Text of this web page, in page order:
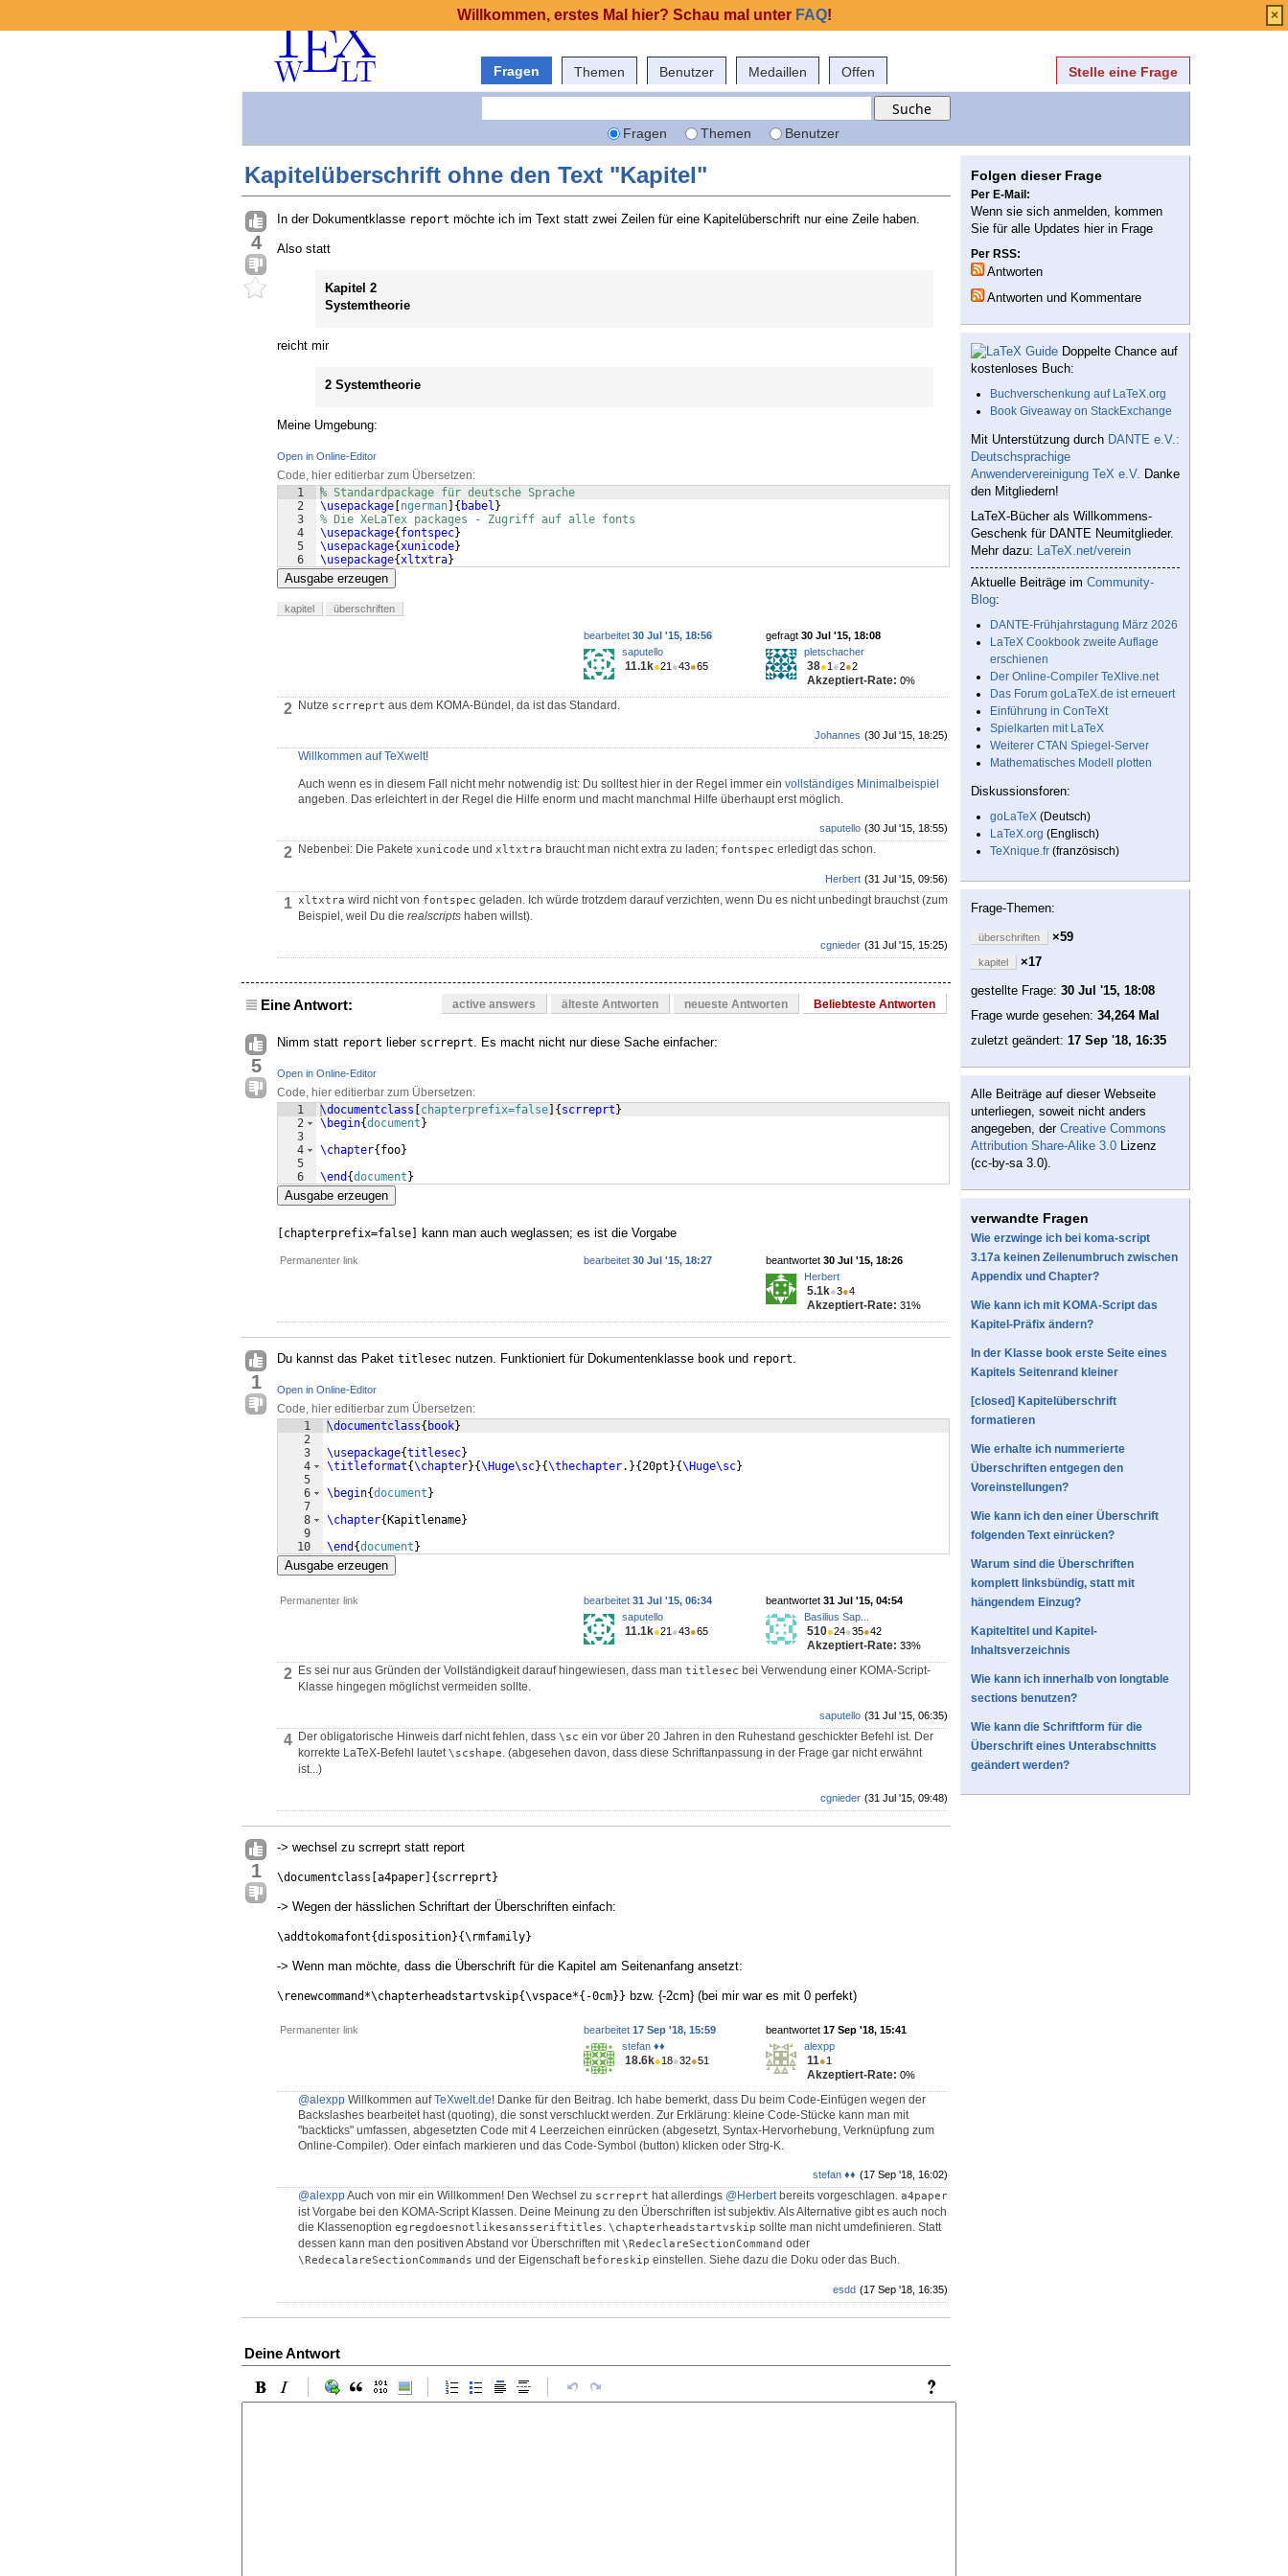
Fragen Themen Benutzer Medaillen Offen Stelle eine Frage
Fragen Themen Benutzer
Kapitelüberschrift ohne den Text "Kapitel"
4
In der Dokumentklasse report möchte ich im Text statt zwei Zeilen für eine Kapitelüberschrift nur eine Zeile haben.
Also statt
Kapitel 2
Systemtheorie
reicht mir
2 Systemtheorie
Meine Umgebung:
Open in Online-Editor
Code, hier editierbar zum Übersetzen:
1
2
3
4
5
6
% Standardpackage für deutsche Sprache
\usepackage ngerman { babel }
% Die XeLaTex packages - Zugriff auf alle fonts
\usepackage{ fontspec}
\usepackage{xunicode}
\usepackage{xltxtra}
Ausgabe erzeugen
kapitel überschriften
gefragt 30 Jul '15, 18:08
pletschacher
38●1 ●2●2
Akzeptiert-Rate: 0%
bearbeitet 30 Jul '15, 18:56
saputello
11.1k●21 ●43●65
2 Nutze scrreprt aus dem KOMA-Bündel, da ist das Standard.
(30 Jul '15, 18:25)
Johannes
Willkommen auf TeXwelt!
Auch wenn es in diesem Fall nicht mehr notwendig ist: Du solltest hier in der Regel immer ein vollständiges Minimalbeispiel
angeben. Das erleichtert in der Regel die Hilfe enorm und macht manchmal Hilfe überhaupt erst möglich.
(30 Jul '15, 18:55)
saputello
2 Nebenbei: Die Pakete xunicode und xltxtra braucht man nicht extra zu laden; fontspec erledigt das schon.
(31 Jul '15, 09:56)
Herbert
1 xltxtra wird nicht von fontspec geladen. Ich würde trotzdem darauf verzichten, wenn Du es nicht unbedingt brauchst (zum
Beispiel, weil Du die realscripts haben willst).
(31 Jul '15, 15:25)
cgnieder
Eine Antwort: active answers älteste Antworten neueste Antworten Beliebteste Antworten
5
Nimm statt report lieber scrreprt. Es macht nicht nur diese Sache einfacher:
Open in Online-Editor
Code, hier editierbar zum Übersetzen:
1
2
3
4
5
6
\documentclass chapterprefix=false { scrreprt }
\begin{document }
\chapter{ foo}
\end {document }
Ausgabe erzeugen
[chapterprefix=false] kann man auch weglassen; es ist die Vorgabe
Permanenter link beantwortet 30 Jul '15, 18:26
Herbert
5.1k●3●4
Akzeptiert-Rate: 31%
bearbeitet 30 Jul '15, 18:27
1
Du kannst das Paket titlesec nutzen. Funktioniert für Dokumentenklasse book und report.
Open in Online-Editor
Code, hier editierbar zum Übersetzen:
1
2
3
4
5
6
7
8
9
10
\documentclass{ book}
\usepackage{titlesec}
\titleformat{\chapter}{\Huge\sc}{\thechapter. }{20pt }{\Huge\sc}
\begin{document }
\chapter{ Kapitlename}
\end {document }
Ausgabe erzeugen
Permanenter link beantwortet 31 Jul '15, 04:54
Basilius Sap...
510●24●35●42
Akzeptiert-Rate: 33%
bearbeitet 31 Jul '15, 06:34
saputello
11.1k●21 ●43●65
2 Es sei nur aus Gründen der Vollständigkeit darauf hingewiesen, dass man titlesec bei Verwendung einer KOMA-Script-
Klasse hingegen möglichst vermeiden sollte.
(31 Jul '15, 06:35)
saputello
4 Der obligatorische Hinweis darf nicht fehlen, dass \sc ein vor über 20 Jahren in den Ruhestand geschickter Befehl ist. Der
korrekte LaTeX-Befehl lautet\scshape. (abgesehen davon, dass diese Schriftanpassung in der Frage gar nicht erwähnt
ist...)
(31 Jul '15, 09:48)
cgnieder
1
-> wechsel zu scrreprt statt report
\documentclass[a4paper]{scrreprt}
-> Wegen der hässlichen Schriftart der Überschriften einfach:
\addtokomafont{disposition}{\rmfamily}
-> Wenn man möchte, dass die Überschrift für die Kapitel am Seitenanfang ansetzt:
\renewcommand*\chapterheadstartvskip{\vspace*{-0cm}} bzw. {-2cm} (bei mir war es mit 0 perfekt)
Permanenter link beantwortet 17 Sep '18, 15:41
alexpp
11●1
Akzeptiert-Rate: 0%
bearbeitet 17 Sep '18, 15:59
stefan ♦♦
18.6k●18●32●51
@alexpp Willkommen aufTeXwelt.de! Danke für den Beitrag. Ich habe bemerkt, dass Du beim Code-Einfügen wegen der
Backslashes bearbeitet hast (quoting), die sonst verschluckt werden. Zur Erklärung: kleine Code-Stücke kann man mit
"backticks" umfassen, abgesetzten Code mit 4 Leerzeichen einrücken (abgesetzt, Syntax-Hervorhebung, Verknüpfung zum
Online-Compiler). Oder einfach markieren und das Code-Symbol (button) klicken oder Strg-K.
(17 Sep '18, 16:02)
stefan ♦♦
@alexppAuch von mir ein Willkommen! Den Wechsel zu scrreprt hat allerdings @Herbertbereits vorgeschlagen. a4paper
ist Vorgabe bei den KOMA-Script Klassen. Deine Meinung zu den Überschriften ist subjektiv. Als Alternative gibt es auch noch
die Klassenoption egregdoesnotlikesansseriftitles. \chapterheadstartvskip sollte man nicht umdefinieren. Statt
dessen kann man den positiven Abstand vor Überschriften mit\RedeclareSectionCommand oder
\RedecalareSectionCommands und der Eigenschaft beforeskip einstellen. Siehe dazu die Doku oder das Buch.
(17 Sep '18, 16:35)
esdd
Deine Antwort
Folgen dieser Frage
Per E-Mail:
Wenn sie sich anmelden, kommen
Sie für alle Updates hier in Frage
Per RSS:
Antworten
Antworten und Kommentare
Doppelte Chance auf
kostenloses Buch:
Buchverschenkung auf LaTeX.org
Book Giveaway on StackExchange
Mit Unterstützung durch DANTE e.V.:
Deutschsprachige
Anwendervereinigung TeX e.V. Danke
den Mitgliedern!
LaTeX-Bücher als Willkommens-
Geschenk für DANTE Neumitglieder.
Mehr dazu: LaTeX.net/verein
Aktuelle Beiträge im Community-
Blog:
DANTE-Frühjahrstagung März 2026
LaTeX Cookbook zweite Auflage
erschienen
Der Online-Compiler TeXlive.net
Das Forum goLaTeX.de ist erneuert
Einführung in ConTeXt
Spielkarten mit LaTeX
Weiterer CTAN Spiegel-Server
Mathematisches Modell plotten
Diskussionsforen:
goLaTeX (Deutsch)
LaTeX.org (Englisch)
TeXnique.fr (französisch)
Frage-Themen:
überschriften ×59
kapitel
×17
gestellte Frage: 30 Jul '15, 18:08
Frage wurde gesehen: 34,264 Mal
zuletzt geändert: 17 Sep '18, 16:35
Alle Beiträge auf dieser Webseite
unterliegen, soweit nicht anders
angegeben, der Creative Commons
Attribution Share-Alike 3.0 Lizenz
(cc-by-sa 3.0).
verwandte Fragen
Wie erzwinge ich bei koma-script
3.17a keinen Zeilenumbruch zwischen
Appendix und Chapter?
Wie kann ich mit KOMA-Script das
Kapitel-Präfix ändern?
In der Klasse book erste Seite eines
Kapitels Seitenrand kleiner
[closed] Kapitelüberschrift
formatieren
Wie erhalte ich nummerierte
Überschriften entgegen den
Voreinstellungen?
Wie kann ich den einer Überschrift
folgenden Text einrücken?
Warum sind die Überschriften
komplett linksbündig, statt mit
hängendem Einzug?
Kapiteltitel und Kapitel-
Inhaltsverzeichnis
Wie kann ich innerhalb von longtable
sections benutzen?
Wie kann die Schriftform für die
Überschrift eines Unterabschnitts
geändert werden?
Willkommen, erstes Mal hier? Schau mal unter FAQ! ×